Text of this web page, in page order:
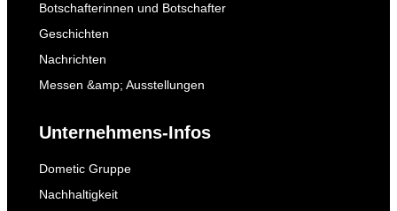
Botschafterinnen und Botschafter
Geschichten
Nachrichten
Messen &amp; Ausstellungen
Unternehmens-Infos
Dometic Gruppe
Nachhaltigkeit